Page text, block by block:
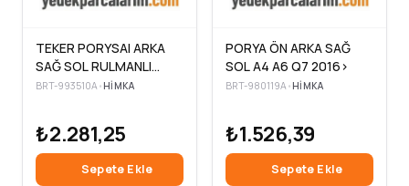
TEKER PORYSAI ARKA
SAĞ SOL RULMANLI
ASTRA H 1.3 CDTI 5
BRT-993510A•HIMKA
₺2.281,25
Sepete Ekle
PORYA ÖN ARKA SAĞ
SOL A4 A6 Q7 2016>
BRT-980119A•HIMKA
₺1.526,39
Sepete Ekle